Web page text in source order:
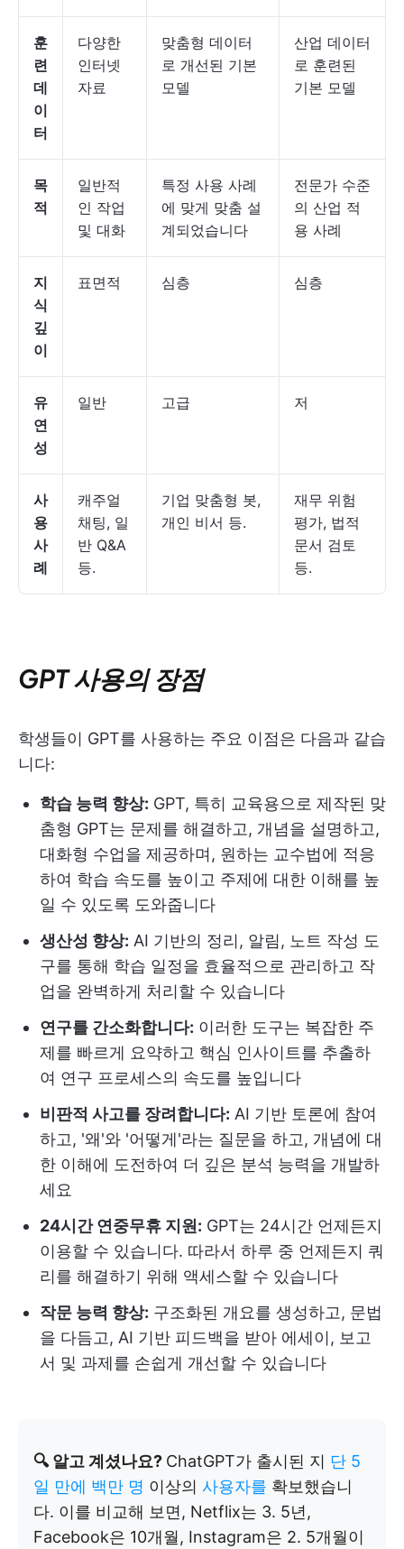
훈
련
데
이
터
다양한
인터넷
자료
맞춤형 데이터
로 개선된 기본
모델
산업 데이터
로 훈련된
기본 모델
목
적
일반적
인 작업
및 대화
특정 사용 사례
에 맞게 맞춤 설
계되었습니다
전문가 수준
의 산업 적
용 사례
지
식
깊
이
표면적 심층 심층
유
연
성
일반 고급 저
사
용
사
례
캐주얼
채팅, 일
반 Q&A
등.
기업 맞춤형 봇,
개인 비서 등.
재무 위험
평가, 법적
문서 검토
등.
GPT 사용의 장점
학생들이 GPT를 사용하는 주요 이점은 다음과 같습
니다:
학습 능력 향상: GPT, 특히 교육용으로 제작된 맞
춤형 GPT는 문제를 해결하고, 개념을 설명하고,
대화형 수업을 제공하며, 원하는 교수법에 적응
하여 학습 속도를 높이고 주제에 대한 이해를 높
일 수 있도록 도와줍니다
생산성 향상: AI 기반의 정리, 알림, 노트 작성 도
구를 통해 학습 일정을 효율적으로 관리하고 작
업을 완벽하게 처리할 수 있습니다
연구를 간소화합니다: 이러한 도구는 복잡한 주
제를 빠르게 요약하고 핵심 인사이트를 추출하
여 연구 프로세스의 속도를 높입니다
비판적 사고를 장려합니다: AI 기반 토론에 참여
하고, '왜'와 '어떻게'라는 질문을 하고, 개념에 대
한 이해에 도전하여 더 깊은 분석 능력을 개발하
세요
24시간 연중무휴 지원: GPT는 24시간 언제든지
이용할 수 있습니다. 따라서 하루 중 언제든지 쿼
리를 해결하기 위해 액세스할 수 있습니다
작문 능력 향상: 구조화된 개요를 생성하고, 문법
을 다듬고, AI 기반 피드백을 받아 에세이, 보고
서 및 과제를 손쉽게 개선할 수 있습니다
🔍 알고 계셨나요? ChatGPT가 출시된 지 단 5
일 만에 백만 명 이상의 사용자를 확보했습니
다. 이를 비교해 보면, Netflix는 3. 5년,
Facebook은 10개월, Instagram은 2. 5개월이